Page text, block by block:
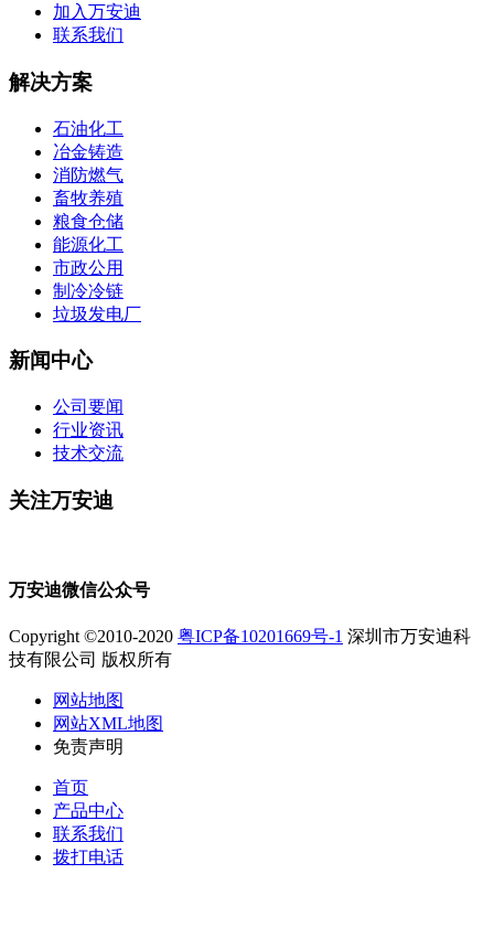
加入万安迪
联系我们
解决方案
石油化工
冶金铸造
消防燃气
畜牧养殖
粮食仓储
能源化工
市政公用
制冷冷链
垃圾发电厂
新闻中心
公司要闻
行业资讯
技术交流
关注万安迪
万安迪微信公众号
Copyright ©2010-2020 粤ICP备10201669号-1 深圳市万安迪科
技有限公司 版权所有
网站地图
网站XML地图
免责声明
首页
产品中心
联系我们
拨打电话